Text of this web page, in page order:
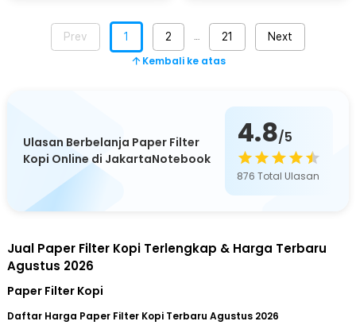
Prev 1 2 21 Next
Kembali ke atas
Ulasan Berbelanja Paper Filter
Kopi Online di JakartaNotebook
4.8/5
876 Total Ulasan
Jual Paper Filter Kopi Terlengkap & Harga Terbaru
Agustus 2026
Paper Filter Kopi
Daftar Harga Paper Filter Kopi Terbaru Agustus 2026